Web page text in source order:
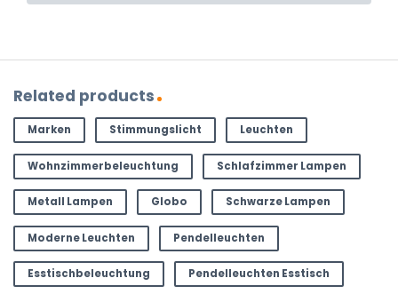
Related products
Marken Stimmungslicht Leuchten
Wohnzimmerbeleuchtung Schlafzimmer Lampen
Metall Lampen Globo Schwarze Lampen
Moderne Leuchten Pendelleuchten
Esstischbeleuchtung Pendelleuchten Esstisch